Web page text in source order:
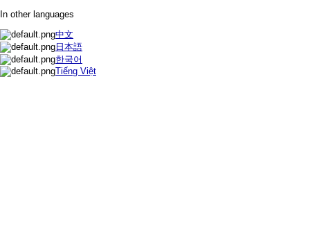
In other languages
中文
日本語
한국어
Tiếng Việt